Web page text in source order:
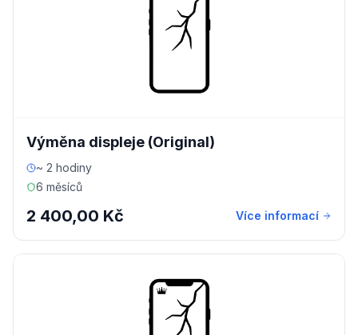
Výměna displeje (Original)
~ 2 hodiny
6 měsíců
2 400,00 Kč Více informací